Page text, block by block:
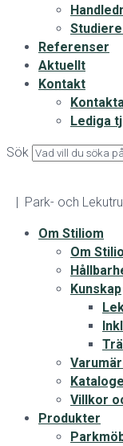
Referenser
Aktuellt
Kontakt
Lediga
Sök
| Park- och
Om Stiliom
Om
Kunskap
Trä
Villkor
Produkter